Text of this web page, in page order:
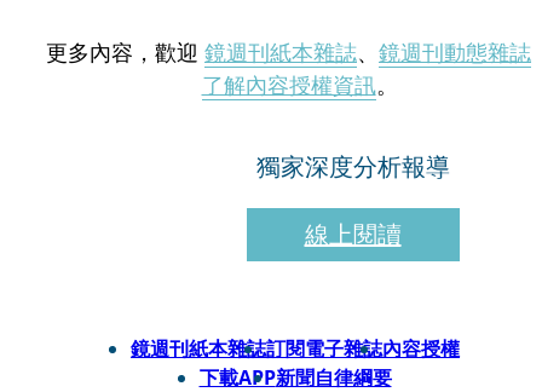
更多內容，歡迎 鏡週刊紙本雜誌、 鏡週刊動態雜誌
了解內容授權資訊。
獨家深度分析報導
線上閱讀
鏡週刊紙本雜誌訂閱電子雜誌內容授權
下載APP新聞自律綱要